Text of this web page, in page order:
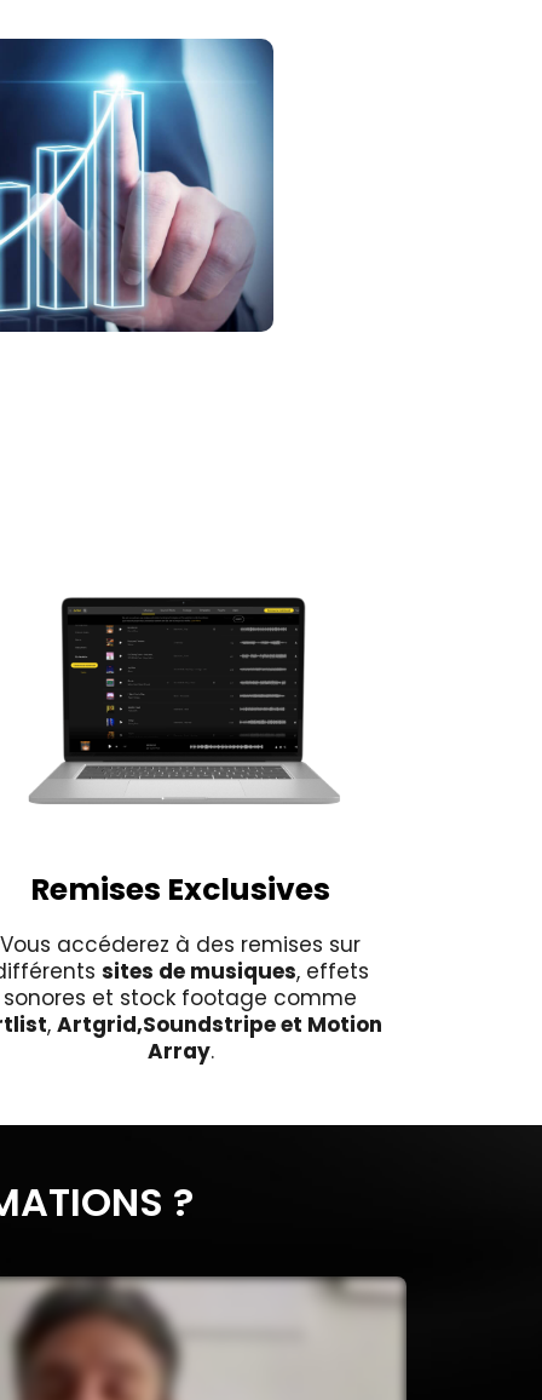
Remises Exclusives
Vous accéderez à des remises sur
sites de musiques, effets
sonores et stock footage comme
,Artgrid,Soundstripe et Motion
Array.
?